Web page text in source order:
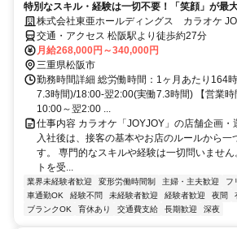
特別なスキル・経験は一切不要！「笑顔」が最
株式会社東亜ホールディングス カラオケ
松阪大黒田店
交通・アクセス 松阪駅より徒歩約27分
月給268,000円～340,000円
三重県松阪市
勤務時間詳細 総労働時間：1ヶ月あたり164
7.3時間)/18:00-翌2:00(実働7.3時間) 【営業
10:00～翌2:00 ...
仕事内容 カラオケ「JOYJOY」の店舗企画・
入社後は、接客の基本やお店のルールから一
す。 専門的なスキルや経験は一切問いませ
トを受...
業界未経験者歓迎 変形労働時間制 主婦・主夫歓迎 フ
車通勤OK
経験不問 未経験者歓迎 経験者歓迎 夜間
ブランクOK
育休あり 交通費支給 長期歓迎 深夜